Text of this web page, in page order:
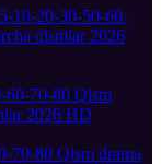
10-20-30-50-60-
qismlar 2026
70-80 Qism drama